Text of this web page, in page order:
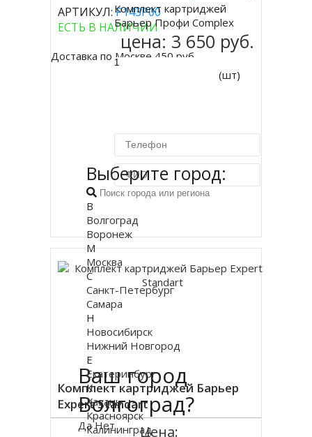
АРТИКУЛ:Р143Р00
ЕСТЬ В НАЛИЧИИ
Доставка по Москве 450 руб.
Купить
Комплект картриджей
Барьер Профи Complex
цена: 3 650 руб.
(шт)
Комплект картриджей Барьер
Expert Standart
Цена:
Ваш город
Волгоград?
Да Нет
Выберите город:
В
Волгоград
Воронеж
М
Москва
С
Санкт-Петербург
Самара
Н
Новосибирск
Нижний Новгород
Е
Екатеринбург
К
Казань
Красноярск
Калининград